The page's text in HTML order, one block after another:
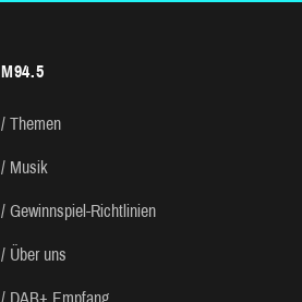
M94.5
Themen
Musik
Gewinnspiel-Richtlinien
Über uns